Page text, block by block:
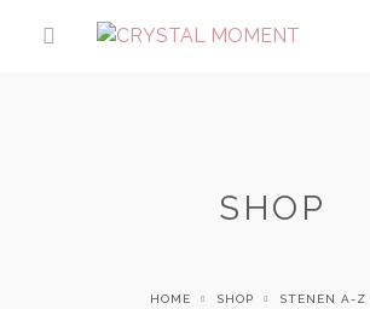
SHOP
HOME SHOP STENEN A-Z